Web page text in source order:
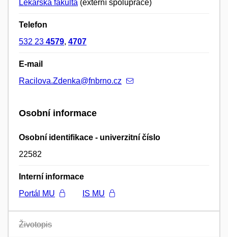
Lékařská fakulta (externí spolupráce)
Telefon
532 23 4579, 4707
E-mail
Racilova.Zdenka@fnbrno.cz
Osobní informace
Osobní identifikace - univerzitní číslo
22582
Interní informace
Portál MU
IS MU
Životopis